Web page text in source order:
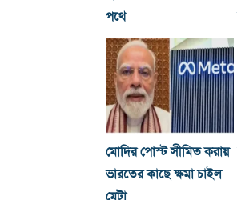
পথে
মোদির পোস্ট সীমিত করায়
ভারতের কাছে ক্ষমা চাইল